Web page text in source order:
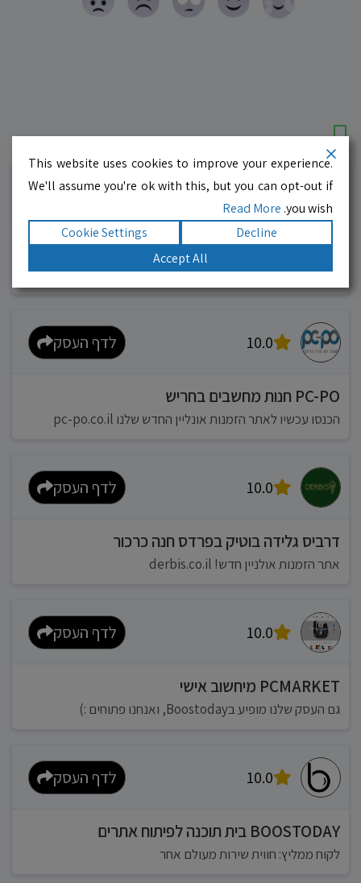
עסקים מומלצים! רוצים גם? לחצו כאן
10.0 לדף העסק
מוניות רחובות בילו
אפשר להזמין מונית בכל רגע 24/6
10.0 לדף העסק
PC-PO חנות מחשבים בחריש
הכנסו עכשיו לאתר הזמנות אונליין החדש שלנו pc-po.co.il
10.0 לדף העסק
דרביס גלידה בוטיק בפרדס חנה כרכור
אתר הזמנות אולניין חדש! derbis.co.il
10.0 לדף העסק
PCMARKET מיחשוב אישי
גם העסק שלנו מופיע בBoostoday, ואנחנו פתוחים :)
10.0 לדף העסק
BOOSTODAY בית תוכנה לפיתוח אתרים
לקוח ממליץ: חווית שירות מעולם אחר
This website uses cookies to improve your experience.
We'll assume you're ok with this, but you can opt-out if
you wish.
Read More
Decline
Cookie Settings
Accept All